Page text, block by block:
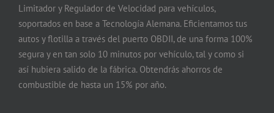
Limitador y Regulador de Velocidad para vehículos,
soportados en base a Tecnología Alemana. Eficientamos tus
autos y flotilla a través del puerto OBDII, de una forma 100%
segura y en tan solo 10 minutos por vehículo, tal y como si
así hubiera salido de la fábrica. Obtendrás ahorros de
combustible de hasta un 15% por año.